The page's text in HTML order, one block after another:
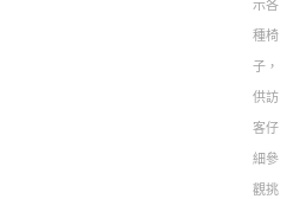
示各
種椅
子，
供訪
客仔
細參
觀挑